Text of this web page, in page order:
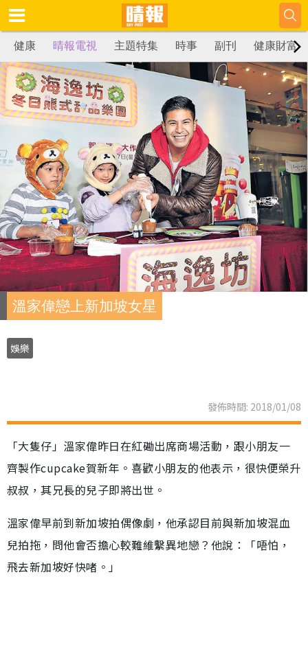
健康 晴報電視 主題特集 時事 副刊 健康財富
溫家偉戀上新加坡女星
娛樂
發佈時間: 2018/01/08
「大隻仔」溫家偉昨日在紅磡出席商場活動，跟小朋友一
齊製作cupcake賀新年。喜歡小朋友的他表示，很快便榮升
叔叔，其兄長的兒子即將出世。
溫家偉早前到新加坡拍偶像劇，他承認目前與新加坡混血
兒拍拖，問他會否擔心較難維繫異地戀？他說：「唔怕，
飛去新加坡好快啫。」